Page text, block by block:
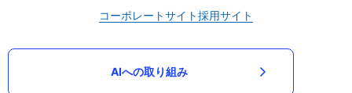
コーポレートサイト採用サイト
AIへの取り組み